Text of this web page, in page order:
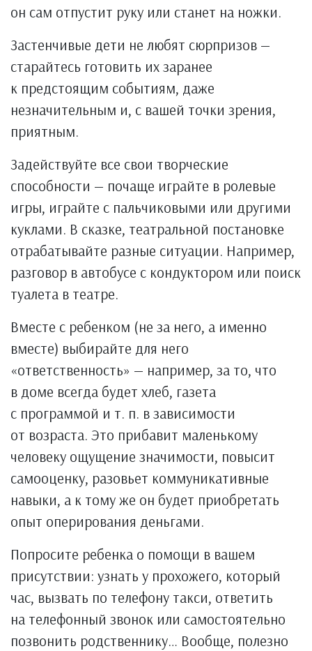
он сам отпустит руку или станет на ножки.
Застенчивые дети не любят сюрпризов —
старайтесь готовить их заранее
к предстоящим событиям, даже
незначительным и, с вашей точки зрения,
приятным.
Задействуйте все свои творческие
способности — почаще играйте в ролевые
игры, играйте с пальчиковыми или другими
куклами. В сказке, театральной постановке
отрабатывайте разные ситуации. Например,
разговор в автобусе с кондуктором или поиск
туалета в театре.
Вместе с ребенком (не за него, а именно
вместе) выбирайте для него
«ответственность» — например, за то, что
в доме всегда будет хлеб, газета
с программой и т. п. в зависимости
от возраста. Это прибавит маленькому
человеку ощущение значимости, повысит
самооценку, разовьет коммуникативные
навыки, а к тому же он будет приобретать
опыт оперирования деньгами.
Попросите ребенка о помощи в вашем
присутствии: узнать у прохожего, который
час, вызвать по телефону такси, ответить
на телефонный звонок или самостоятельно
позвонить родственнику… Вообще, полезно